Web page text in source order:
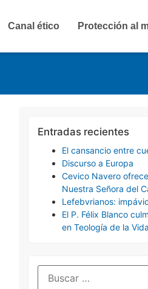
Canal ético Protección al
Entradas recientes
El cansancio entre
Discurso a Europa
Cevico Navero
Nuestra Señora del
Lefebvrianos:
El P. Félix Blanco
en Teología de la